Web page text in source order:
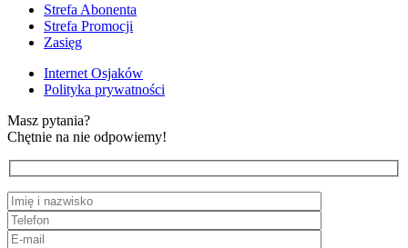
Strefa Abonenta
Strefa Promocji
Zasięg
Internet Osjaków
Polityka prywatności
Masz pytania?
Chętnie na nie odpowiemy!